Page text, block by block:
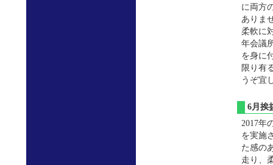
に両方
ありま
柔軟に
年会議
を身に
限り有
うぞ宜
6月
2017年
を実施
た感の
走り、